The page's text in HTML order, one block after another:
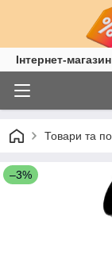
Інтернет-
Товари та
–3%